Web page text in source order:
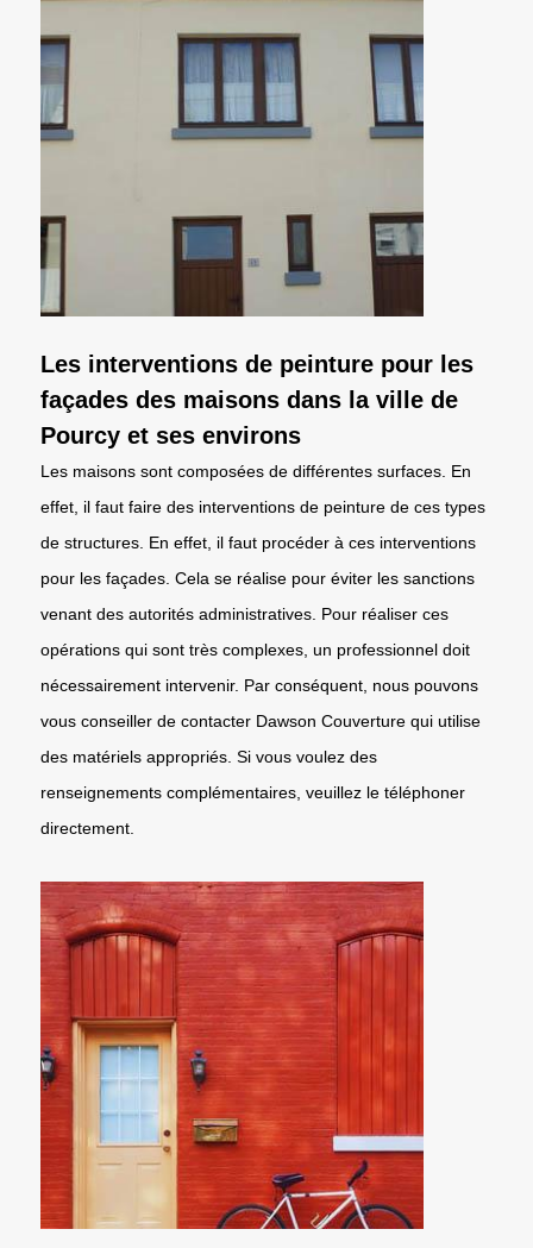
Les interventions de peinture pour les
façades des maisons dans la ville de
Pourcy et ses environs
Les maisons sont composées de différentes surfaces. En
effet, il faut faire des interventions de peinture de ces types
de structures. En effet, il faut procéder à ces interventions
pour les façades. Cela se réalise pour éviter les sanctions
venant des autorités administratives. Pour réaliser ces
opérations qui sont très complexes, un professionnel doit
nécessairement intervenir. Par conséquent, nous pouvons
vous conseiller de contacter Dawson Couverture qui utilise
des matériels appropriés. Si vous voulez des
renseignements complémentaires, veuillez le téléphoner
directement.